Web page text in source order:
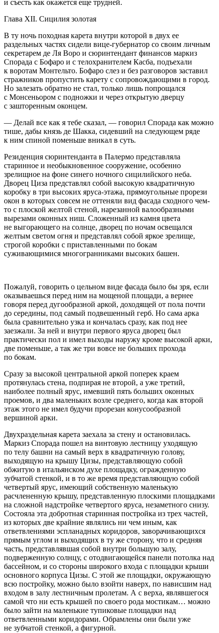
и съесть как окажется еще трудней.
Глава XII. Сицилия золотая
В ту ночь походная карета внутри которой в двух ее
раздельных частях сидели вице-губернатор со своим личным
секретарем де Ля Воро и сюринтендант финансов маркиз
Спорада с Бофаро и с телохранителем Касба, подъехали
к воротам Монтельто. Бофаро слез и без разговоров заставил
стражников пропустить карету с сопровождающими в город.
Но залезать обратно не стал, только лишь попрощался
с Монсеньором с подножки и через открытую дверцу
с зашторенным оконцем.
— Делай все как я тебе сказал, — говорил Спорада как можно
тише, дабы князь де Шакка, сидевший на следующем ряде
к ним спиной поменьше вникал в суть.
Резиденция сюринтенданта в Палермо представляла
старинное и необыкновенное сооружение, особенно
зрелищное на фоне синего ночного сицилийского неба.
Дворец Циза представлял собой высокую квадратичную
коробку в три высоких яруса-этажа, прямоугольные прорези
окон в которых совсем не оттеняли вид фасада сходного чем-
то с плоской желтой стеной, нарезанной валообразными
вырезами оконных ниш. Сложенный из камня цвета
не выгорающего на солнце, дворец по ночам освещался
желтым светом огня и представлял собой яркое зрелище,
строгой коробки с приставленными по бокам
суживающимися многогранниками высоких башен.
Пожалуй, говорить о цельном виде фасада было бы зря, если
оказываешься перед ним на мощеной площади, а вернее
говоря перед дугообразной аркой, доходящей от пола почти
до середины, под самый подвешенный герб. Но сама арка
была сравнительно узка и кончалась сразу, как под нее
заезжали. За ней и внутри первого яруса дворец был
практически пол и имел выходы наружу кроме высокой арки,
две поменьше, а так же три вовсе не больших прохода
по бокам.
Сразу за высокой центральной аркой поперек краем
протянулась стена, подпирая не второй, а уже третий,
наиболее полный ярус, имевший пять больших оконных
проемов, и два маленьких возле среднего, когда как второй
этаж этого не имел будучи прорезан конусообразной
вершиной арки.
Двухраздельная карета заехала за стену и остановилась.
Маркиз Спорада пошел на винтовую лестницу уходящую
по телу башни на самый верх в квадратичную голову,
выходящую на крышу Цизы, представляющую собой
обжитую в итальянском духе площадку, огражденную
зубчатой стенкой, и в то же время представляющую собой
четвертый ярус, имеющий собственную маленькую
расчлененную крышу, представленную плоскими площадками
на сложной надстройке четвертого яруса, незаметного снизу.
Состояла эта добротная старинная постройка из трех частей,
из которых две крайние являлись ни чем иным, как
ответвлениями эспланадных коридоров, заворачивающихся
прямым углом и выходящих в ту же сторону, что и средняя
часть, представлявшая собой внутри большую залу,
подверженную солнцу, с отодвигающейся панели потолка над
бассейном, и со стороны широкого входа с площадки крыши
основного корпуса Цизы. С этой же площадки, окружающую
всю постройку, можно было взойти наверх, по нависшим над
входом в залу лестничным пролетам. А с верха, являвшегося
самой что ни есть крышей по своего рода мостикам… можно
было зайти на маленькие тупиковые площадки над
ответвленными коридорами. Обрамлены они были уже
не зубчатой стенкой, а фигурной.